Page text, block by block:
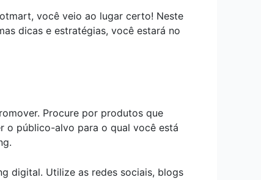
você veio ao lugar certo! Neste
dicas e estratégias, você estará no
Procure por produtos que
o público-alvo para o qual você está
digital. Utilize as redes sociais, blogs